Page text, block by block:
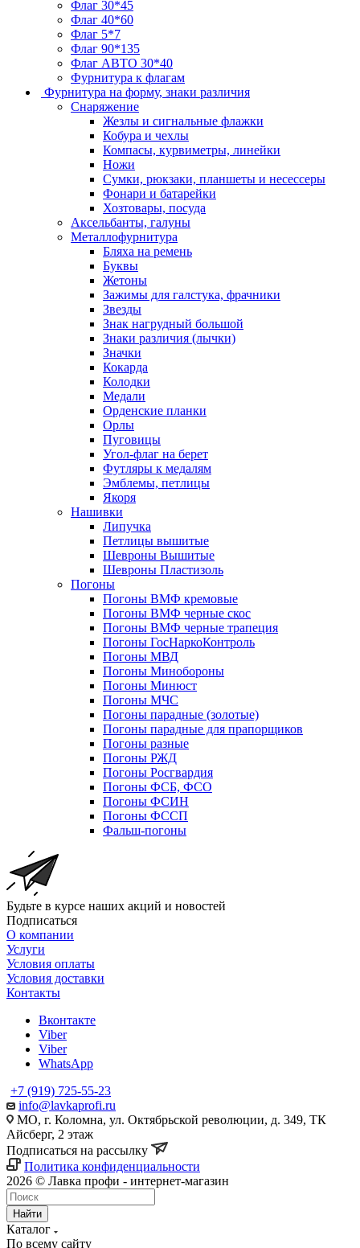
Флаг 30*45
Флаг 40*60
Флаг 5*7
Флаг 90*135
Флаг АВТО 30*40
Фурнитура к флагам
Фурнитура на форму, знаки различия
Снаряжение
Жезлы и сигнальные флажки
Кобура и чехлы
Компасы, курвиметры, линейки
Ножи
Сумки, рюкзаки, планшеты и несессеры
Фонари и батарейки
Хозтовары, посуда
Аксельбанты, галуны
Металлофурнитура
Бляха на ремень
Буквы
Жетоны
Зажимы для галстука, фрачники
Звезды
Знак нагрудный большой
Знаки различия (лычки)
Значки
Кокарда
Колодки
Медали
Орденские планки
Орлы
Пуговицы
Угол-флаг на берет
Футляры к медалям
Эмблемы, петлицы
Якоря
Нашивки
Липучка
Петлицы вышитые
Шевроны Вышитые
Шевроны Пластизоль
Погоны
Погоны ВМФ кремовые
Погоны ВМФ черные скос
Погоны ВМФ черные трапеция
Погоны ГосНаркоКонтроль
Погоны МВД
Погоны Минобороны
Погоны Минюст
Погоны МЧС
Погоны парадные (золотые)
Погоны парадные для прапорщиков
Погоны разные
Погоны РЖД
Погоны Росгвардия
Погоны ФСБ, ФСО
Погоны ФСИН
Погоны ФССП
Фальш-погоны
Будьте в курсе наших акций и новостей
Подписаться
О компании
Услуги
Условия оплаты
Условия доставки
Контакты
Вконтакте
Viber
Viber
WhatsApp
+7 (919) 725-55-23
info@lavkaprofi.ru
МО, г. Коломна, ул. Октябрьской революции, д. 349, ТК
Айсберг, 2 этаж
Подписаться на рассылку
Политика конфиденциальности
2026 © Лавка профи - интернет-магазин
Найти
Каталог
По всему сайту